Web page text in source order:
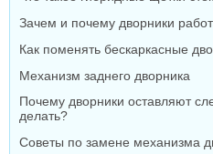
Зачем и почему дворники
Как поменять бескаркасные
Механизм заднего дворника
Почему дворники оставляют
делать?
Советы по замене механизма